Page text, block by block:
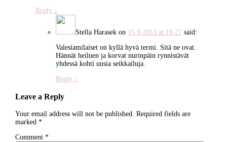
Reply ↓
Stella Harasekon 15.9.2013 at 19:27 said:
Valesiamilaiset on kyllä hyvä termi. Sitä ne ovat.
Hännät heiluen ja korvat nurinpäin rynnistävät
yhdessä kohti uusia seikkailuja.
Reply ↓
Leave a Reply
Your email address will not be published. Required fields are
marked *
Comment *